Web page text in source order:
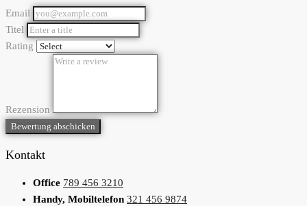
Email
Titel
Rating
Rezension
Bewertung abschicken
Kontakt
Office 789 456 3210
Handy, Mobiltelefon 321 456 9874